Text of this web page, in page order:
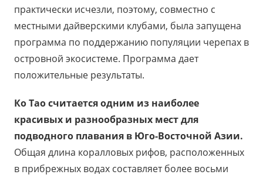
практически исчезли, поэтому, совместно с
местными дайверскими клубами, была запущена
программа по поддержанию популяции черепах в
островной экосистеме. Программа дает
положительные результаты.
Ко Тао считается одним из наиболее
красивых и разнообразных мест для
подводного плавания в Юго-Восточной Азии.
Общая длина коралловых рифов, расположенных
в прибрежных водах составляет более восьми